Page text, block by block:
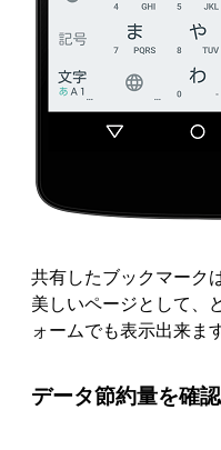
共有したブックマーク
美しいページとして、
ォームでも表示出来ます
データ節約量を確認